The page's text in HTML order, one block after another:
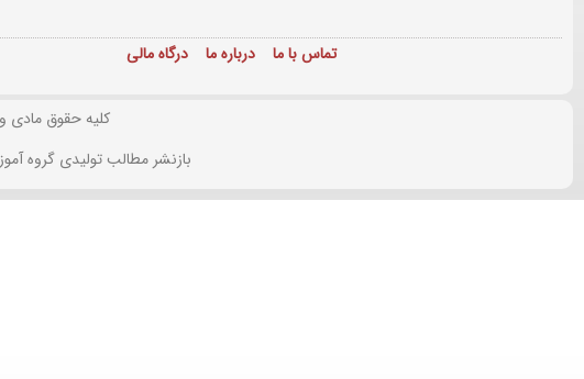
تماس با ما درباره ما درگاه مالی
کلیه حقوق
بازنشر مطالب تولیدی گروه